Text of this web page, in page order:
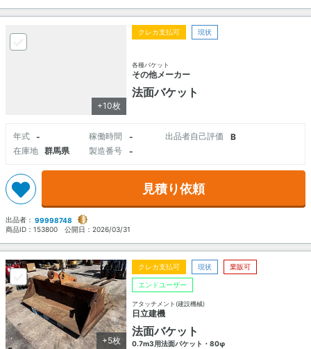
+10枚
クレカ支払可 現状
各種バケット
その他メーカー
法面バケット
年式 - 稼働時間 - 出品者自己評価
B
在庫地
群馬県 製造番号 -
見積り依頼
出品者： 99998748
商品ID： 153800 公開日： 2026/03/31
+5枚
クレカ支払可 現状 業販可
エンドユーザー
アタッチメント(建設機械)
日立建機
法面バケット
0.7m3用法面バケット・80φ